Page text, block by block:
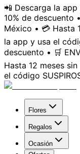
📲 Descarga la app
10% de descuento
México • 💳 Hasta
la app y usa el
descuento • 🛒
Hasta 12 meses
el código
Flores
Regalos
Ocasión